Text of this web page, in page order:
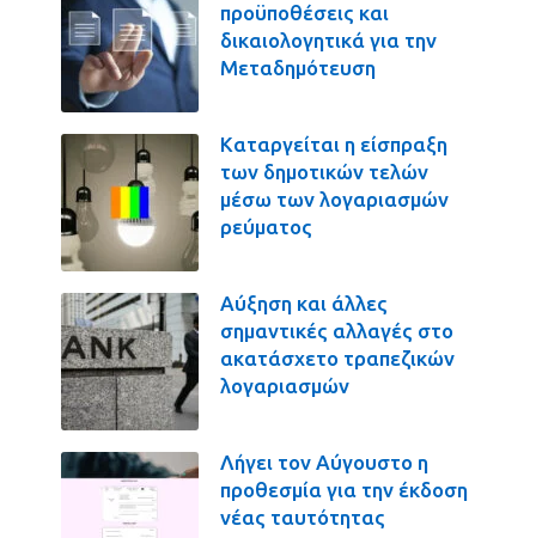
προϋποθέσεις και
δικαιολογητικά για την
Μεταδημότευση
Καταργείται η είσπραξη
των δημοτικών τελών
μέσω των λογαριασμών
ρεύματος
Αύξηση και άλλες
σημαντικές αλλαγές στο
ακατάσχετο τραπεζικών
λογαριασμών
Λήγει τον Αύγουστο η
προθεσμία για την έκδοση
νέας ταυτότητας